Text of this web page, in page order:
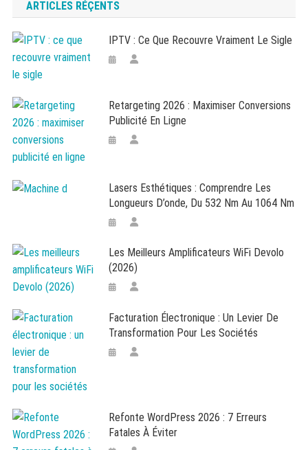
ARTICLES RÉÇENTS
IPTV : Ce Que Recouvre Vraiment Le Sigle
Retargeting 2026 : Maximiser Conversions
Publicité En Ligne
Lasers Esthétiques : Comprendre Les
Longueurs D’onde, Du 532 Nm Au 1064 Nm
Les Meilleurs Amplificateurs WiFi Devolo
(2026)
Facturation Électronique : Un Levier De
Transformation Pour Les Sociétés
Refonte WordPress 2026 : 7 Erreurs
Fatales À Éviter